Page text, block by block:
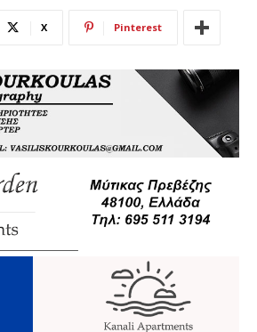
X Pinterest